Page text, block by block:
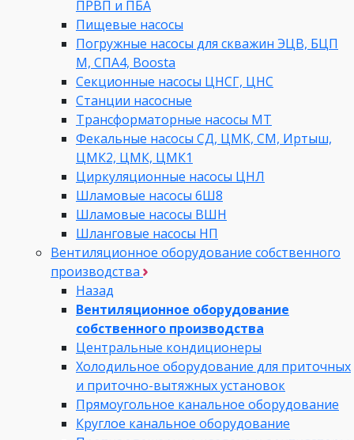
ПРВП и ПБА
Пищевые насосы
Погружные насосы для скважин ЭЦВ, БЦП
М, СПА4, Boosta
Секционные насосы ЦНСГ, ЦНС
Станции насосные
Трансформаторные насосы МТ
Фекальные насосы СД, ЦМК, СМ, Иртыш,
ЦМК2, ЦМК, ЦМК1
Циркуляционные насосы ЦНЛ
Шламовые насосы 6Ш8
Шламовые насосы ВШН
Шланговые насосы НП
Вентиляционное оборудование собственного
производства
Назад
Вентиляционное оборудование
собственного производства
Центральные кондиционеры
Холодильное оборудование для приточных
и приточно-вытяжных установок
Прямоугольное канальное оборудование
Круглое канальное оборудование